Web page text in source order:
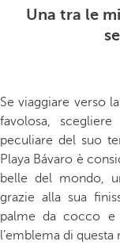
Una tra le
Se viaggiare verso
favolosa,
peculiare del suo
Playa Bávaro è
belle del mondo,
grazie alla sua
palme da cocco e
l’emblema di